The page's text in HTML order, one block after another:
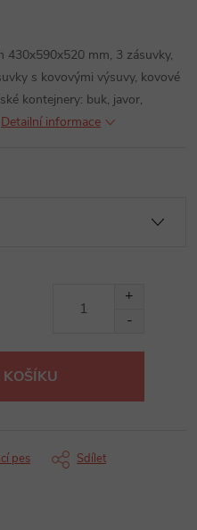
430x590x520 mm, 3 zásuvky,
s kovovými výsuvy, kovové
kontejnery: buk, javor,
Detailní informace
pes Sdílet